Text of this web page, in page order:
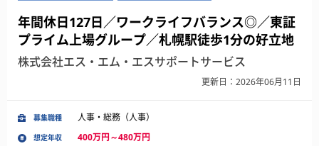
年間休日127日／ワークライフバランス◎／東証
プライム上場グループ／札幌駅徒歩1分の好立地
株式会社エス・エム・エスサポートサービス
更新日：2026年06月11日
募集職種 人事・総務（人事）
想定年収 400万円～480万円